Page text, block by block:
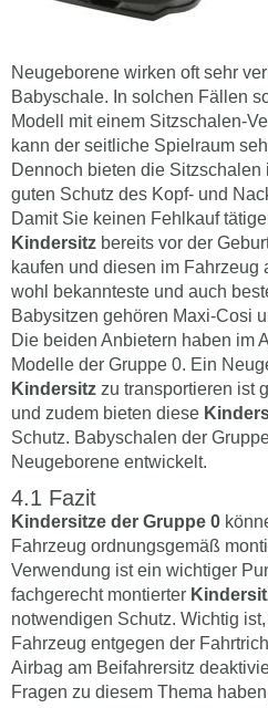
Neugeborene wirken oft sehr
Babyschale. In solchen Fällen
Modell mit einem Sitzschalen-
kann der seitliche Spielraum
Dennoch bieten die
guten Schutz des Kopf- und
Damit Sie keinen Fehlkauf
Kindersitz bereits vor der
kaufen und diesen im Fahrzeug
wohl bekannteste und auch
Babysitzen gehören Maxi-Cosi
Die beiden Anbietern haben im
Modelle der Gruppe 0. Ein
Kindersitz zu transportieren ist
und zudem bieten diese
Schutz. Babyschalen der
Neugeborene entwickelt.
Fazit
Kindersitze der Gruppe 0
Fahrzeug ordnungsgemäß
Verwendung ist ein wichtiger
fachgerecht montierter
notwendigen Schutz. Wichtig
Fahrzeug entgegen der
Airbag am Beifahrersitz
Fragen zu diesem Thema